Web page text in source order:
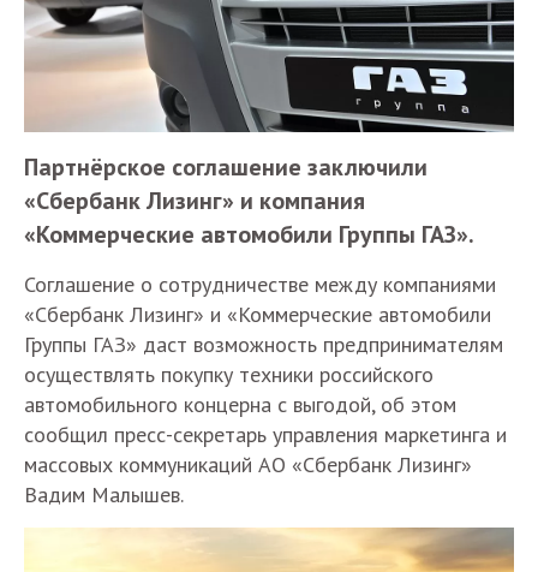
Партнёрское соглашение заключили
«Сбербанк Лизинг» и компания
«Коммерческие автомобили Группы ГАЗ».
Соглашение о сотрудничестве между компаниями
«Сбербанк Лизинг» и «Коммерческие автомобили
Группы ГАЗ» даст возможность предпринимателям
осуществлять покупку техники российского
автомобильного концерна с выгодой, об этом
сообщил пресс-секретарь управления маркетинга и
массовых коммуникаций АО «Сбербанк Лизинг»
Вадим Малышев.